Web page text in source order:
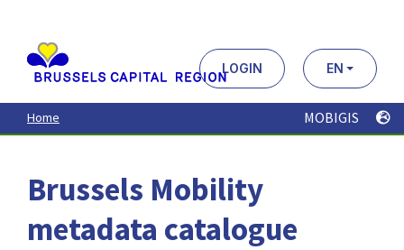
contenu
principal
LOGIN EN
Home MOBIGIS
Brussels Mobility
metadata catalogue